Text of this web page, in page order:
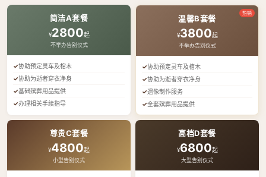
简洁A套餐
¥2800起
不举办告别仪式
协助预定灵车及棺木
协助为逝者穿衣净身
基础殡葬用品提供
办理相关手续指导
热销
温馨B套餐
¥3800起
不举办告别仪式
协助预定灵车及棺木
协助为逝者穿衣净身
遗像制作服务
全套殡葬用品提供
尊贵C套餐
¥4800起
小型告别仪式
高档D套餐
¥6800起
大型告别仪式